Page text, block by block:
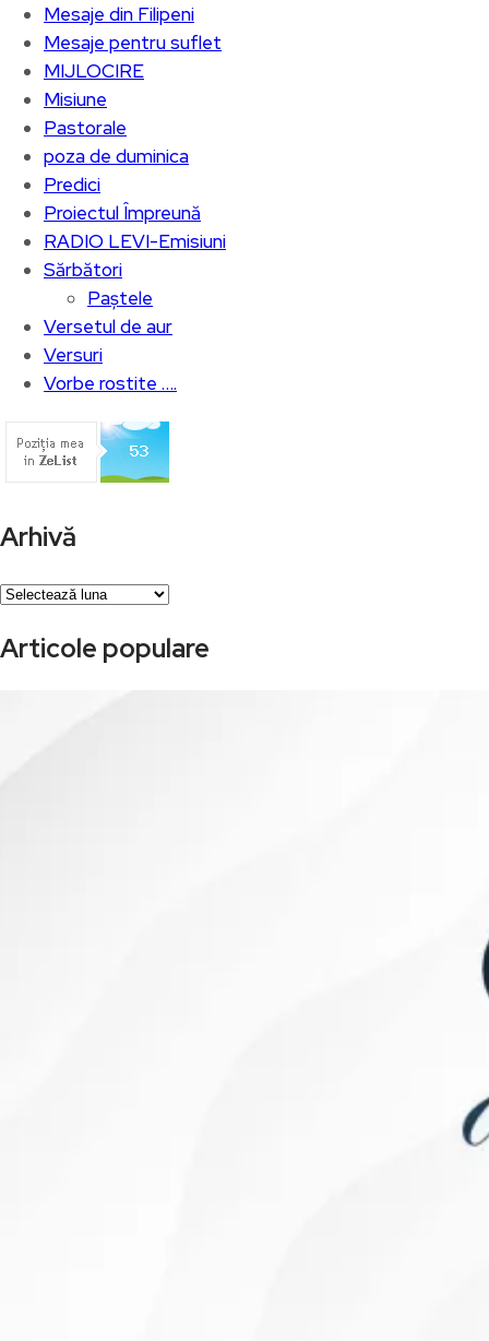
Mesaje din Filipeni
Mesaje pentru suflet
MIJLOCIRE
Misiune
Pastorale
poza de duminica
Predici
Proiectul Împreună
RADIO LEVI-Emisiuni
Sărbători
Paștele
Versetul de aur
Versuri
Vorbe rostite ….
Arhivă
Arhivă
Articole populare